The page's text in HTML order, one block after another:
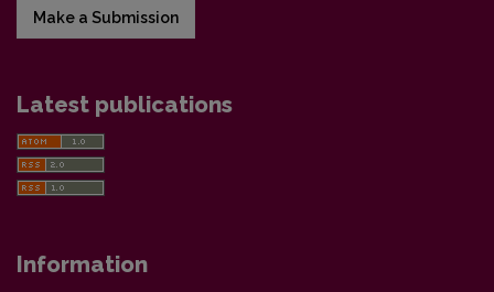
Make a Submission
Latest publications
Information